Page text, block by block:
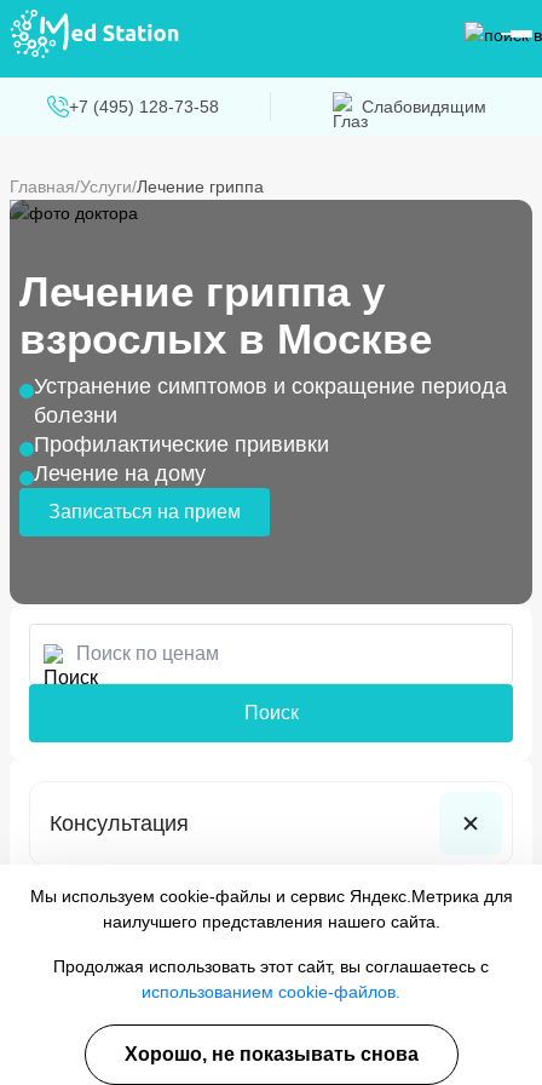
+7 (495) 128-73-58 Слабовидящим
Главная Услуги Лечение гриппа
Лечение гриппа у
взрослых в Москве
Устранение симптомов и сокращение периода
болезни
Профилактические прививки
Лечение на дому
Записаться на прием
Поиск
Консультация
Наши преимущества
Качество
Ежегодное повышение квалификации
Мы используем cookie-файлы и сервис Яндекс.Метрика для
наилучшего представления нашего сайта.
Продолжая использовать этот сайт, вы соглашаетесь с
использованием cookie-файлов.
Хорошо, не показывать снова